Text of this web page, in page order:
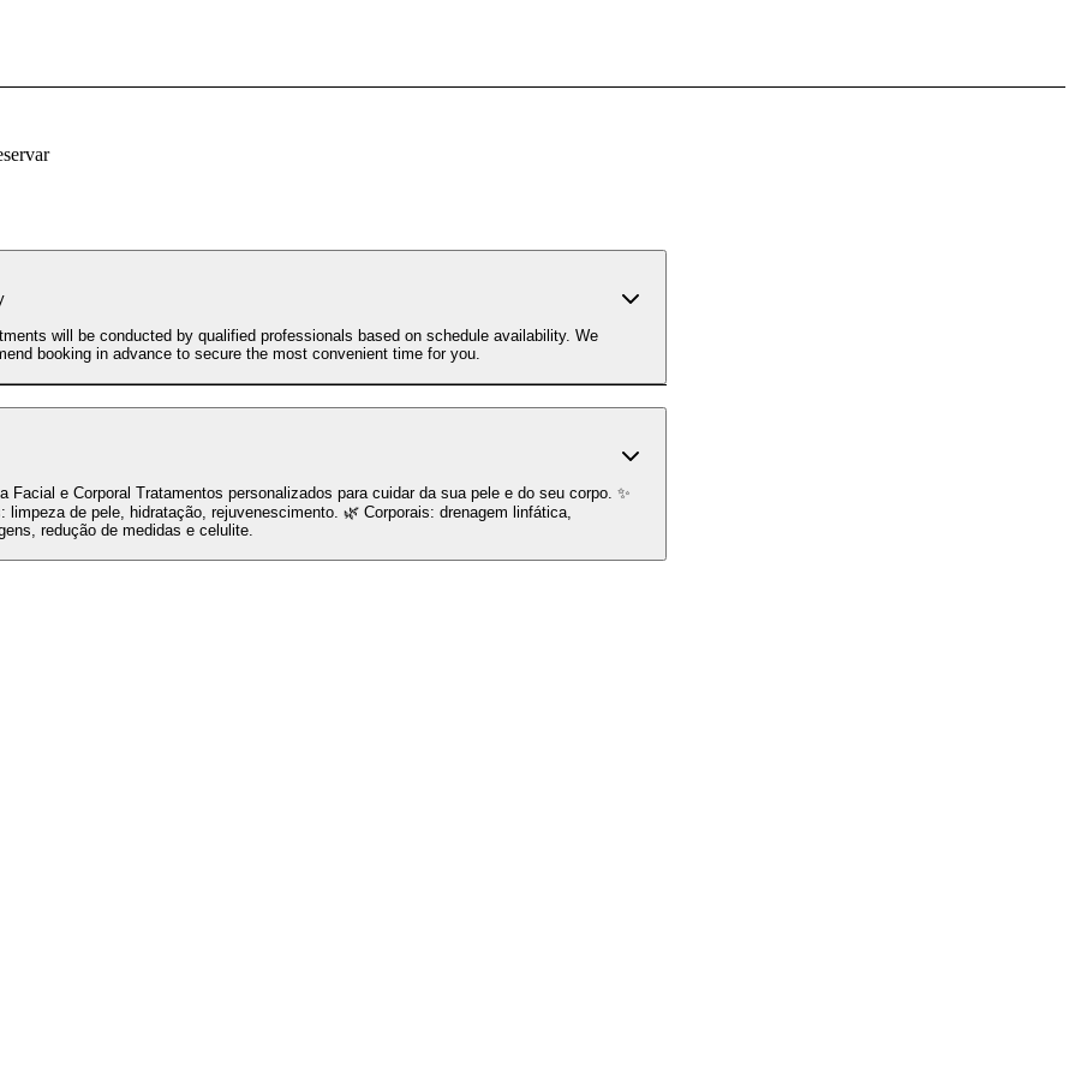
will be conducted by qualified professionals based on schedule availability. We
booking in advance to secure the most convenient time for you.
Facial e Corporal Tratamentos personalizados para cuidar da sua pele e do seu corpo. ✨
limpeza de pele, hidratação, rejuvenescimento. 🌿 Corporais: drenagem linfática,
redução de medidas e celulite.